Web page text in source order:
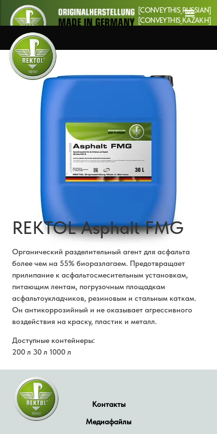
[CONVEYTHIS_RUSSIAN]
[CONVEYTHIS_KAZAKH]
REKTOL Asphalt FMG
Органический разделительный агент для асфальта
более чем на 55% биоразлагаем. Предотвращает
прилипание к асфальтосмесительным установкам,
питающим лентам, погрузочным площадкам
асфальтоукладчиков, резиновым и стальным каткам.
Он антикоррозийный и не оказывает агрессивного
воздействия на краску, пластик и металл.
Доступные контейнеры:
200 л 30 л 1000 л
Контакты
Медиафайлы